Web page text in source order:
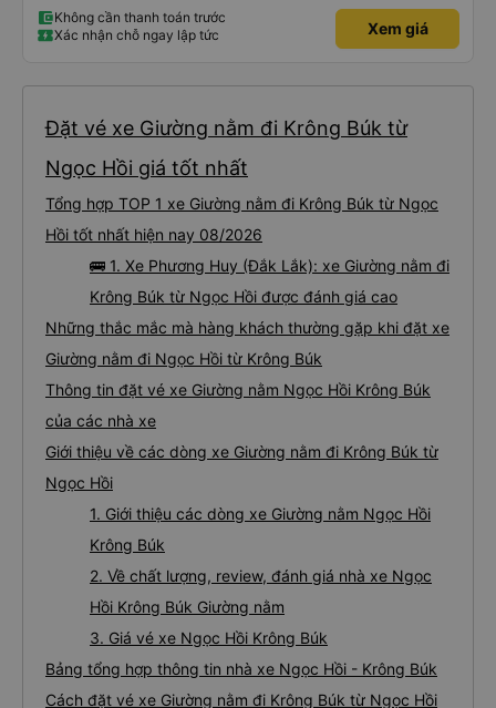
Không cần thanh toán trước
Xác nhận chỗ ngay lập tức
Xem giá
Đặt vé xe Giường nằm đi Krông Búk từ
Ngọc Hồi giá tốt nhất
Tổng hợp TOP 1 xe Giường nằm đi Krông Búk từ Ngọc
Hồi tốt nhất hiện nay 08/2026
🚌 1. Xe Phương Huy (Đắk Lắk): xe Giường nằm đi
Krông Búk từ Ngọc Hồi được đánh giá cao
Những thắc mắc mà hàng khách thường gặp khi đặt xe
Giường nằm đi Ngọc Hồi từ Krông Búk
Thông tin đặt vé xe Giường nằm Ngọc Hồi Krông Búk
của các nhà xe
Giới thiệu về các dòng xe Giường nằm đi Krông Búk từ
Ngọc Hồi
1. Giới thiệu các dòng xe Giường nằm Ngọc Hồi
Krông Búk
2. Về chất lượng, review, đánh giá nhà xe Ngọc
Hồi Krông Búk Giường nằm
3. Giá vé xe Ngọc Hồi Krông Búk
Bảng tổng hợp thông tin nhà xe Ngọc Hồi - Krông Búk
Cách đặt vé xe Giường nằm đi Krông Búk từ Ngọc Hồi